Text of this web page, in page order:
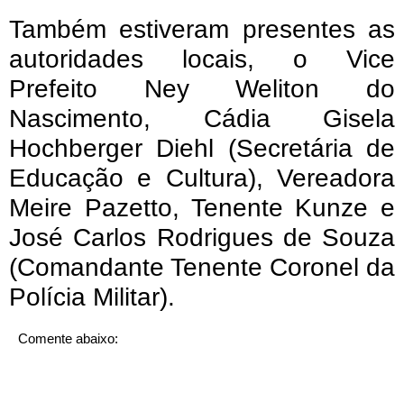
Também estiveram presentes as
autoridades locais, o Vice
Prefeito Ney Weliton do
Nascimento, Cádia Gisela
Hochberger Diehl (Secretária de
Educação e Cultura), Vereadora
Meire Pazetto, Tenente Kunze e
José Carlos Rodrigues de Souza
(Comandante Tenente Coronel da
Polícia Militar).
Comente abaixo: